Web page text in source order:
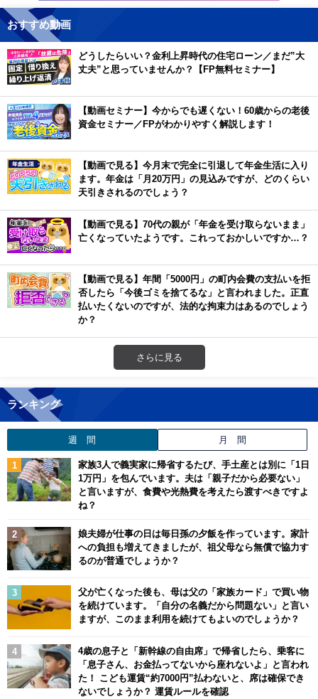
おすすめ動画
どうしたらいい？金利上昇時代の住宅ローン／まだ”大
丈夫”と思っていませんか？【FP無料セミナー】
【動画セミナー】今からでも遅くない！60歳からの老後
資金セミナー／FPがわかりやすく解説します！
【動画で見る】今月末で完全に引退して年金生活に入り
ます。年金は「月20万円」の見込みですが、どのくらい
天引きされるのでしょう？
【動画で見る】70代の親が「年金を受け取らないまま」
亡くなっていたようです。これっておかしいですか…？
【動画で見る】年間「5000円」の町内会費の支払いを拒
否したら「今後ゴミを捨てるな」と言われました。正直
払いたくないのですが、法的な拘束力はあるのでしょう
か？
さらに見る
ランキング
週 間 月 間
家族3人で義実家に帰省するたび、手土産とは別に「1日
1万円」を包んでいます。夫は「親子だから必要ない」
と言いますが、食費や光熱費を考えたら渡すべきですよ
ね？
娘夫婦が仕事の日は毎日孫の夕飯を作っています。家計
への負担も増えてきましたが、祖父母なら無償で協力す
るのが普通でしょうか？
父が亡くなった後も、母は父の「家族カード」で買い物
を続けています。「自分の名義だから問題ない」と言い
ますが、このまま利用を続けてもよいのでしょうか？
4歳の息子と「新幹線の自由席」で帰省したら、乗客に
「息子さん、お金払ってないから座れないよ」と言われ
た！ こども運賃“約7000円”払わないと、席は確保でき
ないでしょうか？ 運賃ルールを確認